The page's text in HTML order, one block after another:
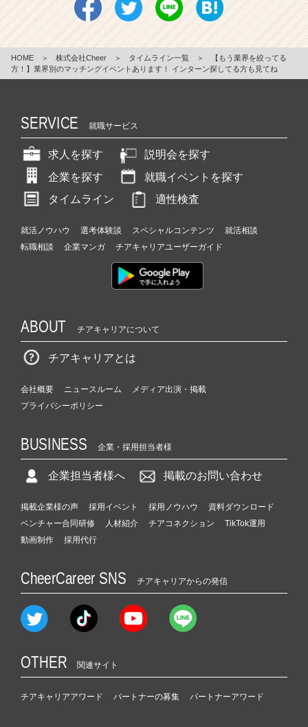
HOME ＞ 株式会社Cheer ＞ タイムライン一覧 ＞
【もう業界を絞ってる
方！】業界別のマッチングイベントあります！ インターン探してる方も見てね
SERVICE 就職サービス
求人を探す
説明会を探す
企業を探す
就職イベントを探す
タイムライン
適性検査
就活ノウハウ 選考体験談 スペシャルコンテンツ
就活相談
転職相談
企業マンガ チアキャリアユーザーガイド
ABOUT チアキャリアについて
チアキャリアとは
会社概要 ニュースルーム
メディア出演・掲載
プライバシーポリシー
BUSINESS 企業・採用担当者様
企業担当者様へ 掲載のお問い合わせ
掲載企業様の声 採用イベント 採用ノウハウ
資料ダウンロード
ベンチャー合同研修
人材紹介 チアコネクション
TikTok運用
動画制作
採用代行
CheerCareer SNS チアキャリアからの発信
OTHER 関連サイト
チアキャリアアワード パートナーの募集 パートナーアワード